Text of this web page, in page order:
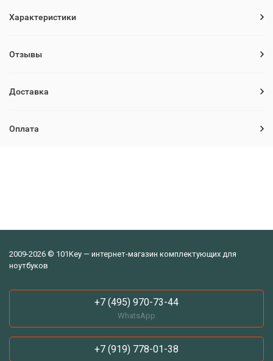
Характеристики
Отзывы
Доставка
Оплата
2009-2026 © 101Key — интернет-магазин комплектующих для
ноутбуков
+7 (495) 970-73-44
WhatsApp
+7 (919) 778-01-38